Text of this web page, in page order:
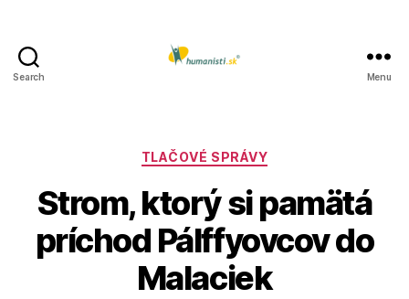
Search Menu
Kategórie
TLAČOVÉ SPRÁVY
Strom, ktorý si pamätá
príchod Pálffyovcov do
Malaciek